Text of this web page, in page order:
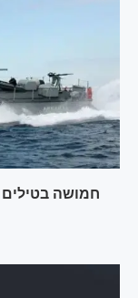
חמושה בטילים